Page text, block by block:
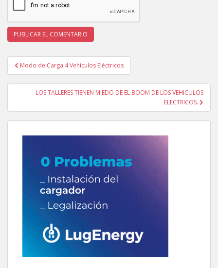
Navegación
de
entradas
Modo de Carga 4 Vehículos Eléctricos
LOS TALLERES TIENEN MIEDO DE EL BOOM DE LOS VEHICULOS
ELECTRICOS.